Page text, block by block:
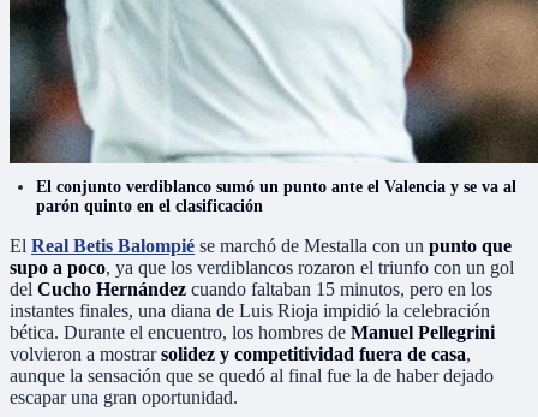
El conjunto verdiblanco sumó un punto ante el Valencia y se va al
parón quinto en el clasificación
El Real Betis Balompié se marchó de Mestalla con un punto que
supo a poco, ya que los verdiblancos rozaron el triunfo con un gol
del Cucho Hernández cuando faltaban 15 minutos, pero en los
instantes finales, una diana de Luis Rioja impidió la celebración
bética. Durante el encuentro, los hombres de Manuel Pellegrini
volvieron a mostrarsolidez y competitividad fuera de casa,
aunque la sensación que se quedó al final fue la de haber dejado
escapar una gran oportunidad.